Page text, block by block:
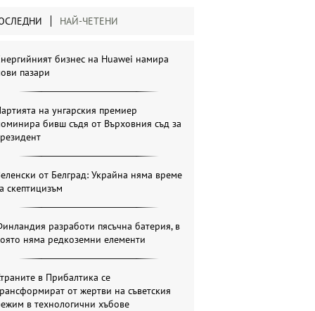
НАЙ-ЧЕТЕНИ
бизнес на Huawei намира
пазари
на унгарския премиер
бивш съдя от Върховния съд за
от Белград: Украйна няма време
скептицизъм
разработи пясъчна батерия, в
няма редкоземни елементи
в Прибалтика се
от жертви на съветския
в технологични хъбове